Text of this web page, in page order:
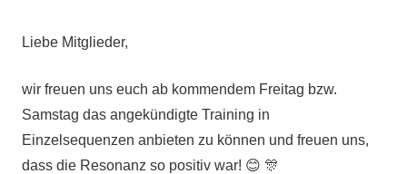
Team
II,
Team
Liebe Mitglieder,
wir freuen uns euch ab kommendem Freitag bzw.
Samstag das angekündigte Training in
Einzelsequenzen anbieten zu können und freuen uns,
dass die Resonanz so positiv war! 😊 🎊